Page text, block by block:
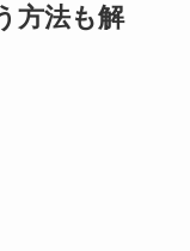
方法も解